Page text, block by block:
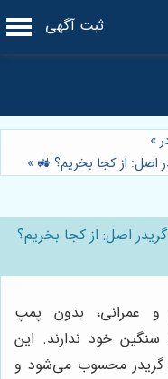
ثبت آگهی
»
اصل: از کجا بخریم؟ 🚜 »
اصل: از کجا بخریم؟
و عمرانی، بدون پمپ
سنگین خود ندارند. این
گریدر محسوب می‌شود و